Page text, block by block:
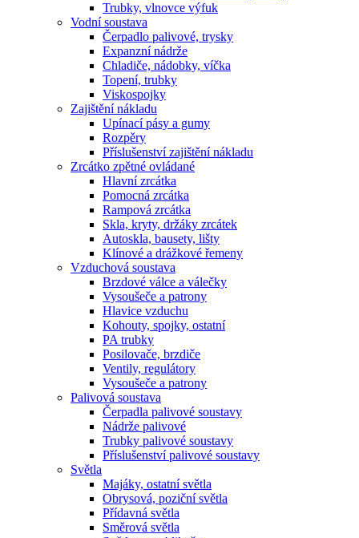
Trubky, vlnovce výfuk
Vodní soustava
Čerpadlo palivové, trysky
Expanzní nádrže
Chladiče, nádobky, víčka
Topení, trubky
Viskospojky
Zajištění nákladu
Upínací pásy a gumy
Rozpěry
Příslušenství zajištění nákladu
Zrcátko zpětné ovládané
Hlavní zrcátka
Pomocná zrcátka
Rampová zrcátka
Skla, kryty, držáky zrcátek
Autoskla, bausety, lišty
Klínové a drážkové řemeny
Vzduchová soustava
Brzdové válce a válečky
Vysoušeče a patrony
Hlavice vzduchu
Kohouty, spojky, ostatní
PA trubky
Posilovače, brzdiče
Ventily, regulátory
Vysoušeče a patrony
Palivová soustava
Čerpadla palivové soustavy
Nádrže palivové
Trubky palivové soustavy
Příslušenství palivové soustavy
Světla
Majáky, ostatní světla
Obrysová, poziční světla
Přídavná světla
Směrová světla